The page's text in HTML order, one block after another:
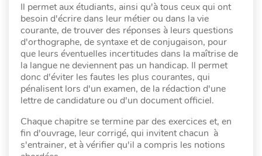
Il permet aux étudiants, ainsi qu'à tous ceux qui ont
besoin d'écrire dans leur métier ou dans la vie
courante, de trouver des réponses à leurs questions
d'orthographe, de syntaxe et de conjugaison, pour
que leurs éventuelles incertitudes dans la maîtrise de
la langue ne deviennent pas un handicap. Il permet
donc d'éviter les fautes les plus courantes, qui
pénalisent lors d'un examen, de la rédaction d'une
lettre de candidature ou d'un document officiel.
Chaque chapitre se termine par des exercices et, en
fin d'ouvrage, leur corrigé, qui invitent chacun à
s'entrainer, et à vérifier qu'il a compris les notions